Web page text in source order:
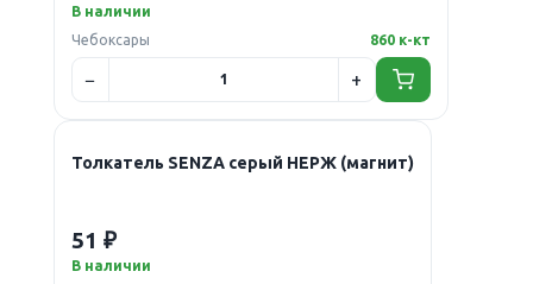
В наличии
Чебоксары
860 к-кт
Толкатель SENZA серый НЕРЖ (магнит)
51 ₽
В наличии